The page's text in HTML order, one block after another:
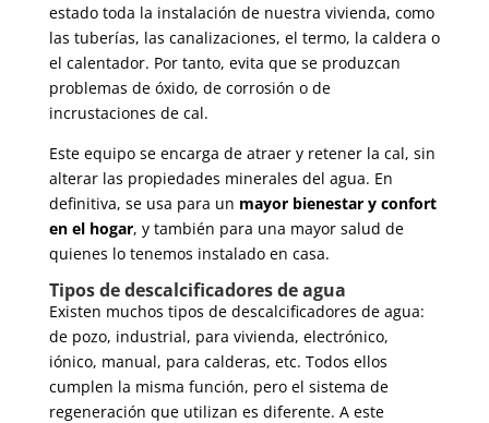
estado toda la instalación de nuestra vivienda, como
las tuberías, las canalizaciones, el termo, la caldera o
el calentador. Por tanto, evita que se produzcan
problemas de óxido, de corrosión o de
incrustaciones de cal.
Este equipo se encarga de atraer y retener la cal, sin
alterar las propiedades minerales del agua. En
definitiva, se usa para un mayor bienestar y confort
en el hogar, y también para una mayor salud de
quienes lo tenemos instalado en casa.
Tipos de descalcificadores de agua
Existen muchos tipos de descalcificadores de agua:
de pozo, industrial, para vivienda, electrónico,
iónico, manual, para calderas, etc. Todos ellos
cumplen la misma función, pero el sistema de
regeneración que utilizan es diferente. A este